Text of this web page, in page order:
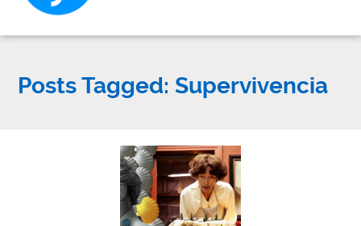
Posts Tagged: Supervivencia